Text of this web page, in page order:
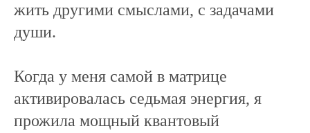
жить другими смыслами, с задачами
души.
Когда у меня самой в матрице
активировалась седьмая энергия, я
прожила мощный квантовый